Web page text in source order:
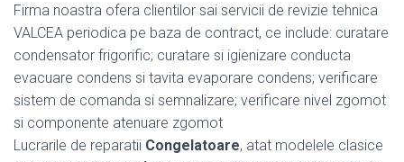
Firma noastra ofera clientilor sai servicii de revizie tehnica
VALCEA periodica pe baza de contract, ce include: curatare
condensator frigorific; curatare si igienizare conducta
evacuare condens si tavita evaporare condens; verificare
sistem de comanda si semnalizare; verificare nivel zgomot
si componente atenuare zgomot
Lucrarile de reparatii Congelatoare, atat modelele clasice